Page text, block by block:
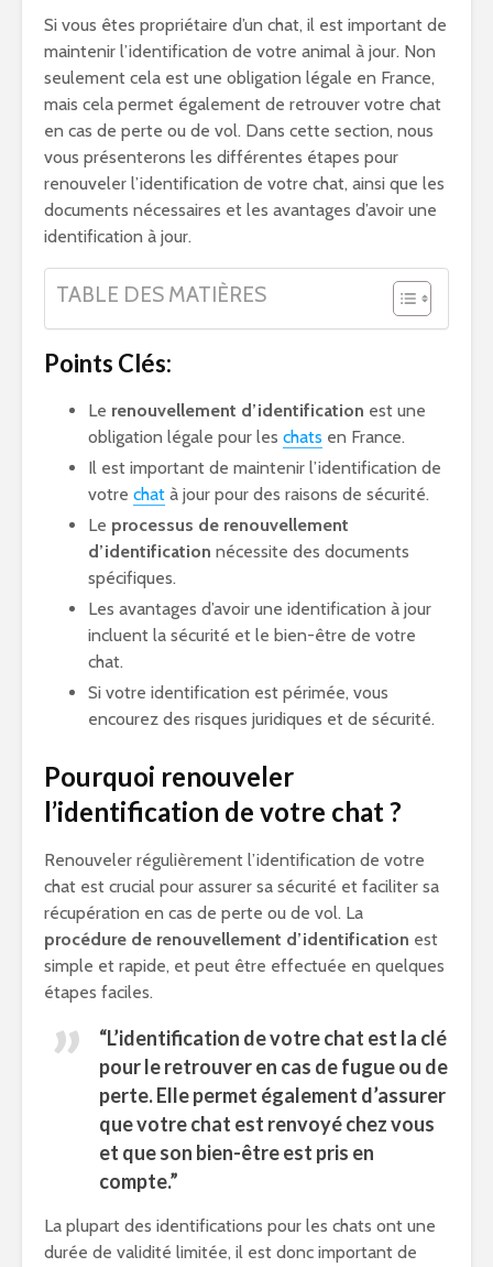
Si vous êtes propriétaire d’un chat, il est important de
maintenir l’identification de votre animal à jour. Non
seulement cela est une obligation légale en France,
mais cela permet également de retrouver votre chat
en cas de perte ou de vol. Dans cette section, nous
vous présenterons les différentes étapes pour
renouveler l’identification de votre chat, ainsi que les
documents nécessaires et les avantages d’avoir une
identification à jour.
TABLE DES MATIÈRES
Points Clés:
Le renouvellement d’identification est une
obligation légale pour les chats en France.
Il est important de maintenir l’identification de
votre chat à jour pour des raisons de sécurité.
Le processus de renouvellement
d’identification nécessite des documents
spécifiques.
Les avantages d’avoir une identification à jour
incluent la sécurité et le bien-être de votre
chat.
Si votre identification est périmée, vous
encourez des risques juridiques et de sécurité.
Pourquoi renouveler
l’identification de votre chat ?
Renouveler régulièrement l’identification de votre
chat est crucial pour assurer sa sécurité et faciliter sa
récupération en cas de perte ou de vol. La
procédure de renouvellement d’identification est
simple et rapide, et peut être effectuée en quelques
étapes faciles.
“L’identification de votre chat est la clé
pour le retrouver en cas de fugue ou de
perte. Elle permet également d’assurer
que votre chat est renvoyé chez vous
et que son bien-être est pris en
compte.”
La plupart des identifications pour les chats ont une
durée de validité limitée, il est donc important de